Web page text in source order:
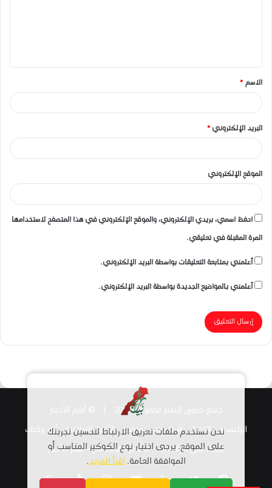
ق
*
الاسم *
البريد الإلكتروني *
الموقع الإلكتروني
احفظ اسمي، بريدي الإلكتروني، والموقع الإلكتروني في هذا المتصفح لاستخدامها
المرة المقبلة في تعليقي.
أعلمني بمتابعة التعليقات بواسطة البريد الإلكتروني.
أعلمني بالمواضيع الجديدة بواسطة البريد الإلكتروني.
جميع حقوق النشر محفوظة 2026 |
الرئيسية
الاخبار اسلاميات مجتمع الأخبار الرياضية أراء وكتاب
قناتنا على الواتساب استمارة الانضمام – أهم الأخبار
فيسبوكتويتر لينكدإنيوتيوبانستقرامTikTokواتساب
نحن نستخدم ملفات تعريف الارتباط لتحسين تجربتك
على الموقع. يرجى اختيار نوع الكوكيز المناسب أو
الموافقة العامة.اقرأ المزيد.